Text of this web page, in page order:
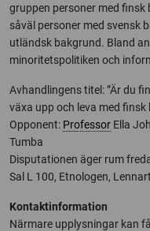
gruppen personer med finsk
såväl personer med svensk
utländsk bakgrund. Bland
minoritetspolitiken och
Avhandlingens titel: ”Är du
växa upp och leva med finsk
Opponent: Professor Ella
Tumba
Disputationen äger rum
Sal L 100, Etnologen,
Kontaktinformation
Närmare upplysningar kan